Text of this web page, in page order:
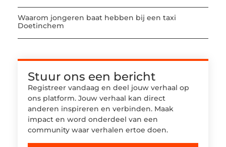
Waarom jongeren baat hebben bij een taxi
Doetinchem
Stuur ons een bericht
Registreer vandaag en deel jouw verhaal op
ons platform. Jouw verhaal kan direct
anderen inspireren en verbinden. Maak
impact en word onderdeel van een
community waar verhalen ertoe doen.